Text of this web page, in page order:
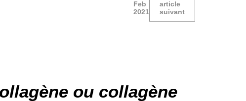
Feb
2021
article
suivant
ou collagène